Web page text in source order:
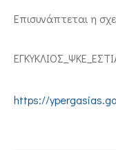
Επισυνάπτεται η
https://